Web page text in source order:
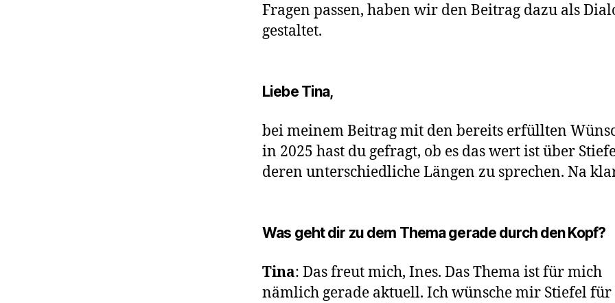
Fragen passen, haben wir den Beitrag dazu als
gestaltet.
Liebe Tina,
bei meinem Beitrag mit den bereits erfüllten
in 2025 hast du gefragt, ob es das wert ist über
deren unterschiedliche Längen zu sprechen. Na
Was geht dir zu dem Thema gerade durch den Kopf?
Tina: Das freut mich, Ines. Das Thema ist für mich
nämlich gerade aktuell. Ich wünsche mir Stiefel für